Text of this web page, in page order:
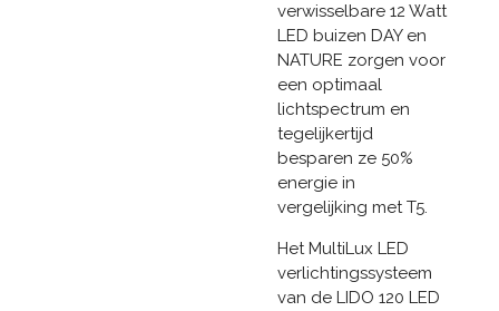
verwisselbare 12 Watt
LED buizen DAY en
NATURE zorgen voor
een optimaal
lichtspectrum en
tegelijkertijd
besparen ze 50%
energie in
vergelijking met T5.
Het MultiLux LED
verlichtingssysteem
van de LIDO 120 LED